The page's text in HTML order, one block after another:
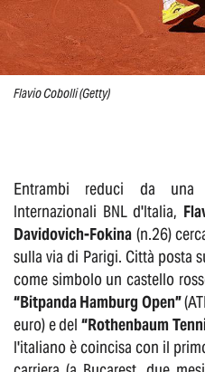
Flavio Cobolli (Getty)
Entrambi reduci da una
Internazionali BNL d'Italia,
Davidovich-Fokina (n.26)
sulla via di Parigi. Città posta
come simbolo un castello
“Bitpanda Hamburg Open”
euro) e del “Rothenbaum
l'italiano è coincisa con il